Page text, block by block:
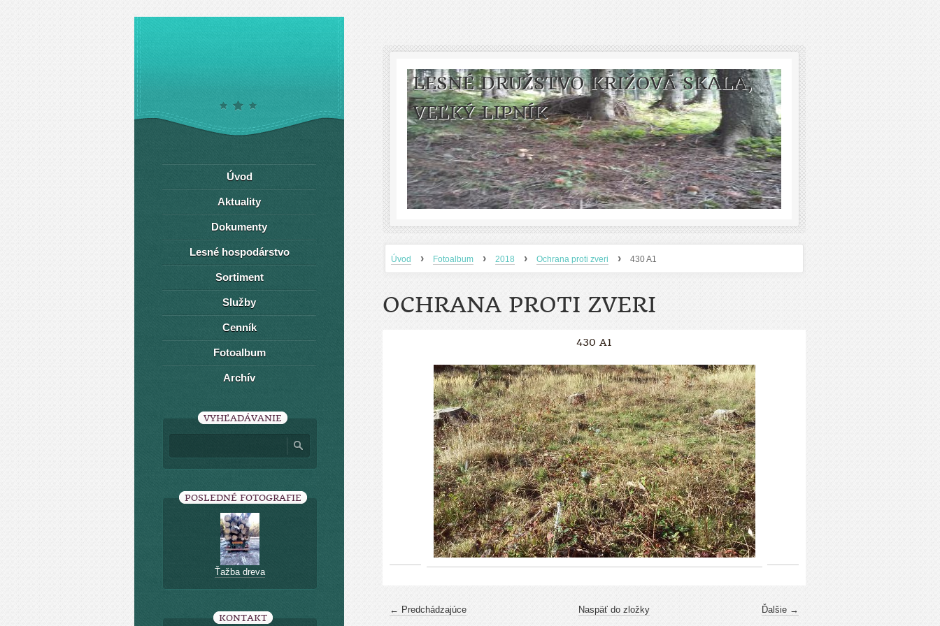
LESNÉ DRUŽSTVO KRIŽOVÁ SKALA,
VEĽKÝ LIPNÍK
Úvod › Fotoalbum › 2018 › Ochrana proti zveri › 430 A1
OCHRANA PROTI ZVERI
430 A1
← Predchádzajúce Ďalšie →
Naspäť do zložky
Úvod
Aktuality
Dokumenty
Lesné hospodárstvo
Sortiment
Služby
Cenník
Fotoalbum
Archív
VYHĽADÁVANIE
POSLEDNÉ FOTOGRAFIE
Ťažba dreva
KONTAKT